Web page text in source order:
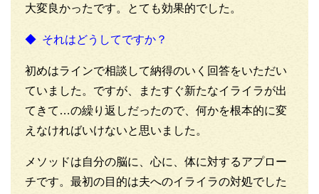
大変良かったです。とても効果的でした。
◆ それはどうしてですか？
初めはラインで相談して納得のいく回答をいただい
ていました。ですが、またすぐ新たなイライラが出
てきて…の繰り返しだったので、何かを根本的に変
えなければいけないと思いました。
メソッドは自分の脳に、心に、体に対するアプロー
チです。最初の目的は夫へのイライラの対処でした